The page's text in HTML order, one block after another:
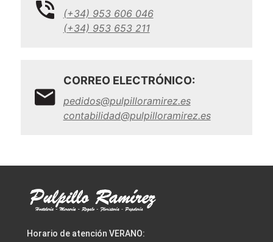
(+34) 953 606 046
(+34) 953 653 211
CORREO ELECTRÓNICO:
pedidos@pulpilloramirez.es
contabilidad@pulpilloramirez.es
Horario de atención VERANO: